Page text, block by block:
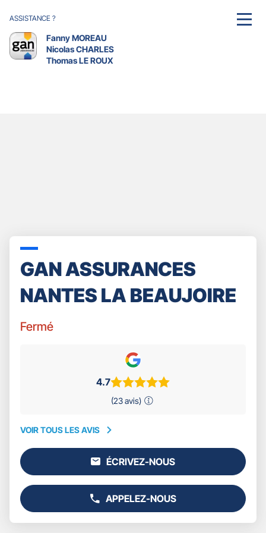
ASSISTANCE ?
Fanny MOREAU
Nicolas CHARLES
Thomas LE ROUX
MENU
GAN ASSURANCES
NANTES LA BEAUJOIRE
Fermé
4.7
(23 avis)
VOIR TOUS LES AVIS
VOIR
TOUS
LES
AVIS
ÉCRIVEZ-NOUS
L'AGENCE
GAN
NANTES
LA
BEAUJOIRE
APPELEZ-NOUS
AFFICHER
LE